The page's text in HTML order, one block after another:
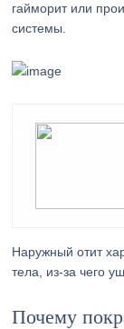
гайморит или
системы.
Наружный отит
тела, из-за чего
Почему